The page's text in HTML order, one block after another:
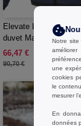
Elevate Life 39340 -
duvet Macin pour
66,47 €
90,70 €
Notre site
une
cookies
le
mesurer
En
données